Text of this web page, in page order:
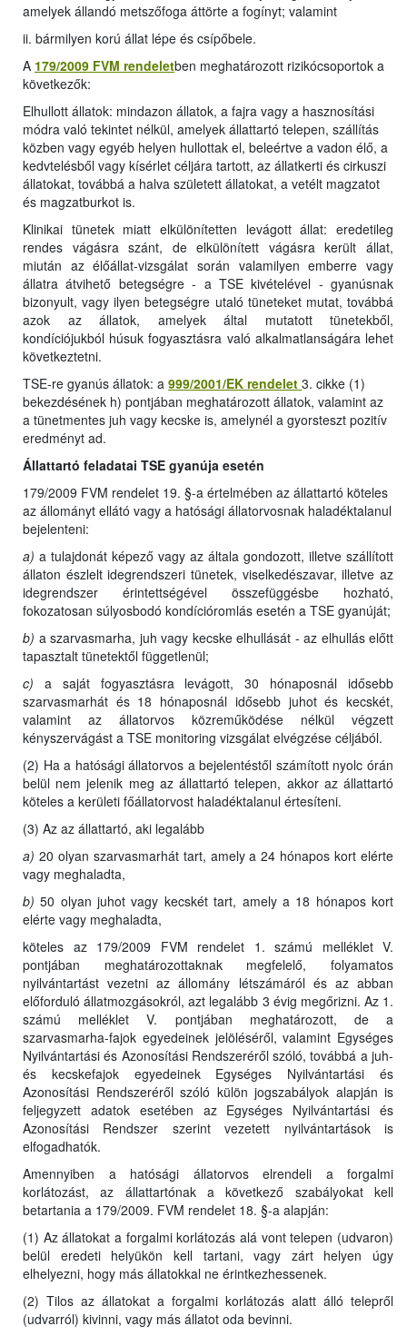
amelyek állandó metszőfoga áttörte a fogínyt; valamint
ii. bármilyen korú állat lépe és csípőbele.
A 179/2009 FVM rendeletben meghatározott rizikócsoportok a
következők:
Elhullott állatok: mindazon állatok, a fajra vagy a hasznosítási
módra való tekintet nélkül, amelyek állattartó telepen, szállítás
közben vagy egyéb helyen hullottak el, beleértve a vadon élő, a
kedvtelésből vagy kísérlet céljára tartott, az állatkerti és cirkuszi
állatokat, továbbá a halva született állatokat, a vetélt magzatot
és magzatburkot is.
Klinikai tünetek miatt elkülönítetten levágott állat: eredetileg
rendes vágásra szánt, de elkülönített vágásra került állat,
miután az élőállat-vizsgálat során valamilyen emberre vagy
állatra átvihető betegségre - a TSE kivételével - gyanúsnak
bizonyult, vagy ilyen betegségre utaló tüneteket mutat, továbbá
azok az állatok, amelyek által mutatott tünetekből,
kondíciójukból húsuk fogyasztásra való alkalmatlanságára lehet
következtetni.
TSE-re gyanús állatok: a 999/2001/EK rendelet 3. cikke (1)
bekezdésének h) pontjában meghatározott állatok, valamint az
a tünetmentes juh vagy kecske is, amelynél a gyorsteszt pozitív
eredményt ad.
Állattartó feladatai TSE gyanúja esetén
179/2009 FVM rendelet 19. §-a értelmében az állattartó köteles
az állományt ellátó vagy a hatósági állatorvosnak haladéktalanul
bejelenteni:
a) a tulajdonát képező vagy az általa gondozott, illetve szállított
állaton észlelt idegrendszeri tünetek, viselkedészavar, illetve az
idegrendszer érintettségével összefüggésbe hozható,
fokozatosan súlyosbodó kondícióromlás esetén a TSE gyanúját;
b) a szarvasmarha, juh vagy kecske elhullását - az elhullás előtt
tapasztalt tünetektől függetlenül;
c) a saját fogyasztásra levágott, 30 hónaposnál idősebb
szarvasmarhát és 18 hónaposnál idősebb juhot és kecskét,
valamint az állatorvos közreműködése nélkül végzett
kényszervágást a TSE monitoring vizsgálat elvégzése céljából.
(2) Ha a hatósági állatorvos a bejelentéstől számított nyolc órán
belül nem jelenik meg az állattartó telepen, akkor az állattartó
köteles a kerületi főállatorvost haladéktalanul értesíteni.
(3) Az az állattartó, aki legalább
a) 20 olyan szarvasmarhát tart, amely a 24 hónapos kort elérte
vagy meghaladta,
b)50 olyan juhot vagy kecskét tart, amely a 18 hónapos kort
elérte vagy meghaladta,
köteles az 179/2009 FVM rendelet 1. számú melléklet V.
pontjában meghatározottaknak megfelelő, folyamatos
nyilvántartást vezetni az állomány létszámáról és az abban
előforduló állatmozgásokról, azt legalább 3 évig megőrizni. Az 1.
számú melléklet V. pontjában meghatározott, de a
szarvasmarha-fajok egyedeinek jelöléséről, valamint Egységes
Nyilvántartási és Azonosítási Rendszeréről szóló, továbbá a juh-
és kecskefajok egyedeinek Egységes Nyilvántartási és
Azonosítási Rendszeréről szóló külön jogszabályok alapján is
feljegyzett adatok esetében az Egységes Nyilvántartási és
Azonosítási Rendszer szerint vezetett nyilvántartások is
elfogadhatók.
Amennyiben a hatósági állatorvos elrendeli a forgalmi
korlátozást, az állattartónak a következő szabályokat kell
betartania a 179/2009. FVM rendelet 18. §-a alapján:
(1) Az állatokat a forgalmi korlátozás alá vont telepen (udvaron)
belül eredeti helyükön kell tartani, vagy zárt helyen úgy
elhelyezni, hogy más állatokkal ne érintkezhessenek.
(2) Tilos az állatokat a forgalmi korlátozás alatt álló telepről
(udvarról) kivinni, vagy más állatot oda bevinni.